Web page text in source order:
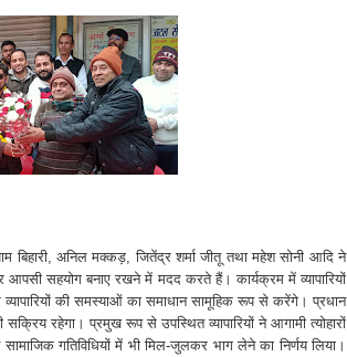
बिहारी, अनिल मक्कड़, जितेंद्र शर्मा जीतू तथा महेश सोनी आदि ने
आपसी सहयोग बनाए रखने में मदद करते हैं। कार्यक्रम में व्यापारियों
की समस्याओं का समाधान सामूहिक रूप से करेंगे। प्रधान
रहेगा। प्रमुख रूप से उपस्थित व्यापारियों ने आगामी त्योहारों
गतिविधियों में भी मिल-जुलकर भाग लेने का निर्णय लिया।